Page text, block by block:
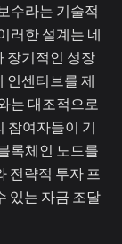
수라는 기술적
러한 설계는 네
장기적인 성장
인센티브를 제
는 대조적으로
참여자들이 기
록체인 노드를
전략적 투자 프
있는 자금 조달